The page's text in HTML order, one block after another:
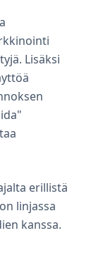
Lisäksi
erillistä
linjassa
kanssa.